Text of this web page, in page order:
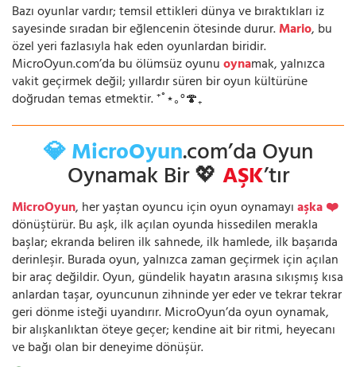
Bazı oyunlar vardır; temsil ettikleri dünya ve bıraktıkları iz
sayesinde sıradan bir eğlencenin ötesinde durur.Mario, bu
özel yeri fazlasıyla hak eden oyunlardan biridir.
MicroOyun.com’da bu ölümsüz oyunuoynamak, yalnızca
vakit geçirmek değil; yıllardır süren bir oyun kültürüne
doğrudan temas etmektir. ⁺˚⋆｡°🍄₊
💎 MicroOyun.com’da Oyun
Oynamak Bir 💖AŞK’tır
MicroOyun, her yaştan oyuncu için oyun oynamayıaşka ❤️
dönüştürür. Bu aşk, ilk açılan oyunda hissedilen merakla
başlar; ekranda beliren ilk sahnede, ilk hamlede, ilk başarıda
derinleşir. Burada oyun, yalnızca zaman geçirmek için açılan
bir araç değildir. Oyun, gündelik hayatın arasına sıkışmış kısa
anlardan taşar, oyuncunun zihninde yer eder ve tekrar tekrar
geri dönme isteği uyandırır. MicroOyun’da oyun oynamak,
bir alışkanlıktan öteye geçer; kendine ait bir ritmi, heyecanı
ve bağı olan bir deneyime dönüşür.